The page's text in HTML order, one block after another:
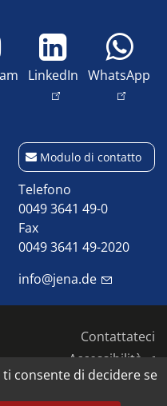
LinkedIn WhatsApp
Modulo di contatto
Telefono
0049 3641 49-0
Fax
0049 3641 49-2020
info@jena.de
Contattateci
Accessibilità
Informativa sulla privacy
consente di decidere se